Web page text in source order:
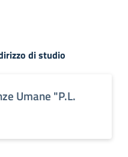
di studio
Umane "P.L.